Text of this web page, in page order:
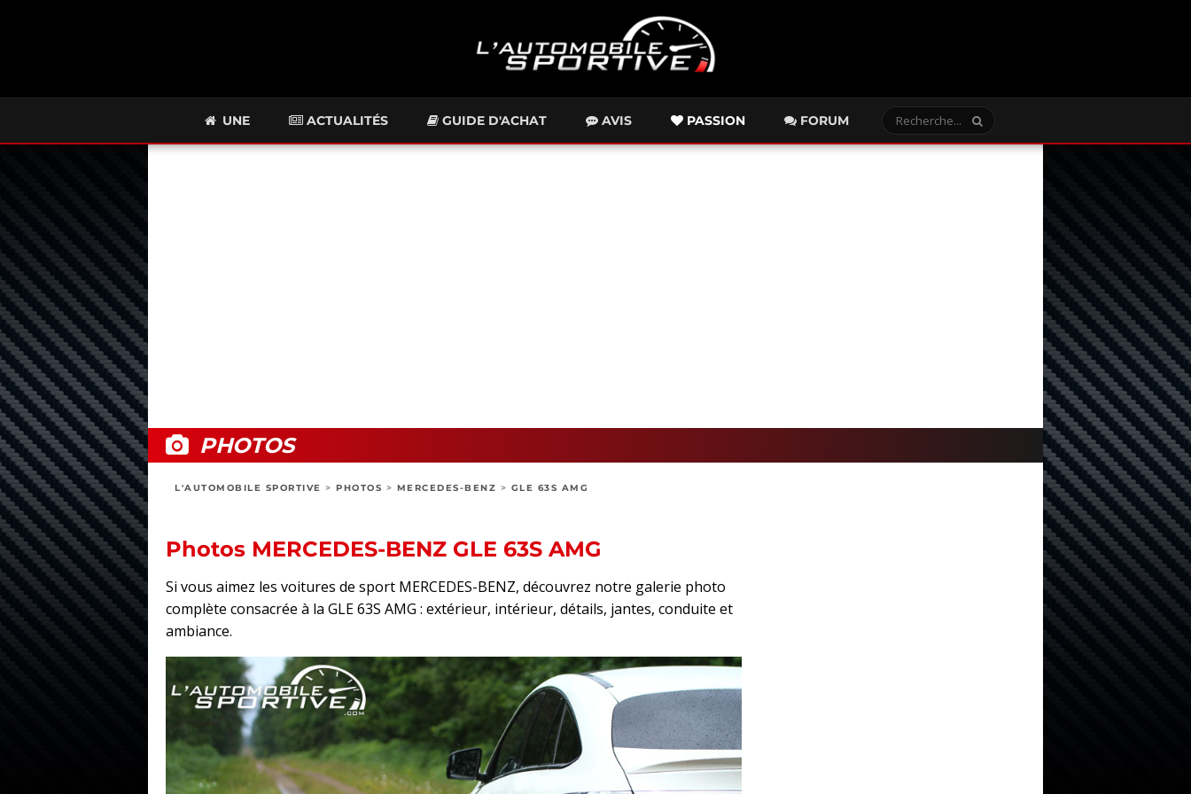
UNE ACTUALITÉS GUIDE D'ACHAT AVIS PASSION FORUM
PHOTOS
L'AUTOMOBILE SPORTIVE > PHOTOS > MERCEDES-BENZ > GLE 63S AMG
Photos MERCEDES-BENZ GLE 63S AMG
Si vous aimez les voitures de sport MERCEDES-BENZ, découvrez notre galerie photo
complète consacrée à la GLE 63S AMG : extérieur, intérieur, détails, jantes, conduite et
ambiance.